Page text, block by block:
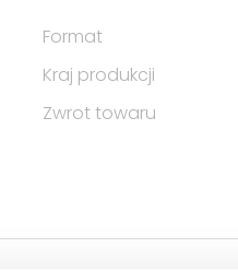
Format
Kraj produkcji
Zwrot towaru